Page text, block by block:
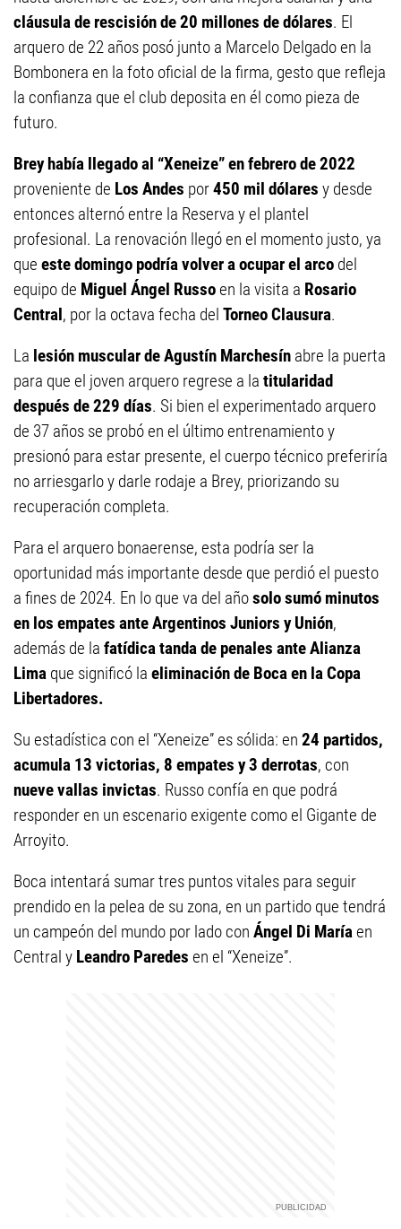
cláusula de rescisión de 20 millones de dólares. El
arquero de 22 años posó junto a Marcelo Delgado en la
Bombonera en la foto oficial de la firma, gesto que refleja
la confianza que el club deposita en él como pieza de
futuro.
Brey había llegado al “Xeneize” en febrero de 2022
proveniente de Los Andes por450 mil dólares y desde
entonces alternó entre la Reserva y el plantel
profesional. La renovación llegó en el momento justo, ya
que este domingo podría volver a ocupar el arco del
equipo de Miguel Ángel Russoen la visita a Rosario
Central, por la octava fecha del Torneo Clausura.
La lesión muscular de Agustín Marchesín abre la puerta
para que el joven arquero regrese a la titularidad
después de 229 días. Si bien el experimentado arquero
de 37 años se probó en el último entrenamiento y
presionó para estar presente, el cuerpo técnico preferiría
no arriesgarlo y darle rodaje a Brey, priorizando su
recuperación completa.
Para el arquero bonaerense, esta podría ser la
oportunidad más importante desde que perdió el puesto
a fines de 2024. En lo que va del añosolo sumó minutos
en los empates ante Argentinos Juniors y Unión,
además de la fatídica tanda de penales ante Alianza
Lima que significó la eliminación de Boca en la Copa
Libertadores.
Su estadística con el “Xeneize” es sólida: en 24 partidos,
acumula 13 victorias, 8 empates y 3 derrotas, con
nueve vallas invictas. Russo confía en que podrá
responder en un escenario exigente como el Gigante de
Arroyito.
Boca intentará sumar tres puntos vitales para seguir
prendido en la pelea de su zona, en un partido que tendrá
un campeón del mundo por lado con Ángel Di Maríaen
Central y Leandro Paredes en el “Xeneize”.